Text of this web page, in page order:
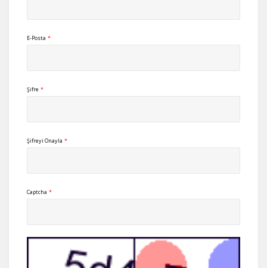
E-Posta *
Şifre *
Şifreyi Onayla *
Captcha *